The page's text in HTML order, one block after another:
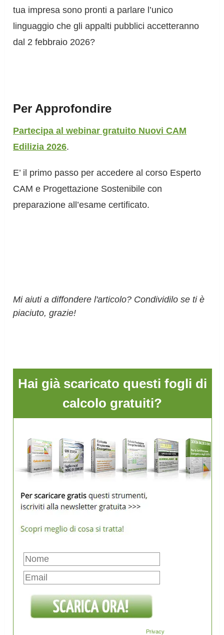
tua impresa sono pronti a parlare l’unico
linguaggio che gli appalti pubblici accetteranno
dal 2 febbraio 2026?
Per Approfondire
Partecipa al webinar gratuito Nuovi CAM
Edilizia 2026.
E’ il primo passo per accedere al corso Esperto
CAM e Progettazione Sostenibile con
preparazione all’esame certificato.
Mi aiuti a diffondere l'articolo? Condividilo se ti è
piaciuto, grazie!
Hai già scaricato questi fogli di
calcolo gratuiti?
Privacy